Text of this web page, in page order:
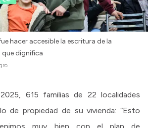
hacer accesible la escritura de la
que dignifica
615 familias de 22 localidades
de propiedad de su vivienda: “Esto
muy bien con el plan de